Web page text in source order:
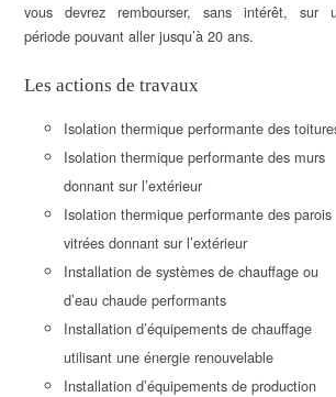
vous devrez rembourser, sans intérêt, sur
période pouvant aller jusqu’à 20 ans.
Les actions de travaux
Isolation thermique performante des
Isolation thermique performante des murs
donnant sur l’extérieur
Isolation thermique performante des parois
vitrées donnant sur l’extérieur
Installation de systèmes de chauffage ou
d’eau chaude performants
Installation d’équipements de chauffage
utilisant une énergie renouvelable
Installation d’équipements de production